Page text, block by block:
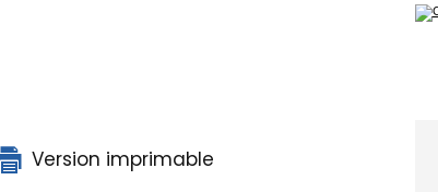
Version imprimable